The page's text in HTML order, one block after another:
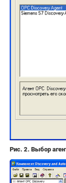
Рис. 2. Выбор